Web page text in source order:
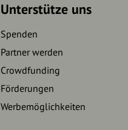
Unterstütze uns
Spenden
Partner werden
Crowdfunding
Förderungen
Werbemöglichkeiten